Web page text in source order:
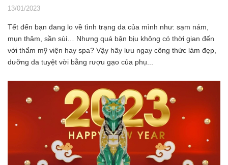
13/01/2023
Tết đến bạn đang lo về tình trạng da của mình như: sạm nám,
mụn thâm, sần sùi… Nhưng quá bận bịu không có thời gian đến
với thẩm mỹ viện hay spa? Vậy hãy lưu ngay công thức làm đẹp,
dưỡng da tuyệt vời bằng rượu gạo của phụ...